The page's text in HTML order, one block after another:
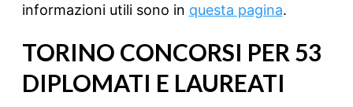
informazioni utili sono in questa pagina.
TORINO CONCORSI PER 53
DIPLOMATI E LAUREATI